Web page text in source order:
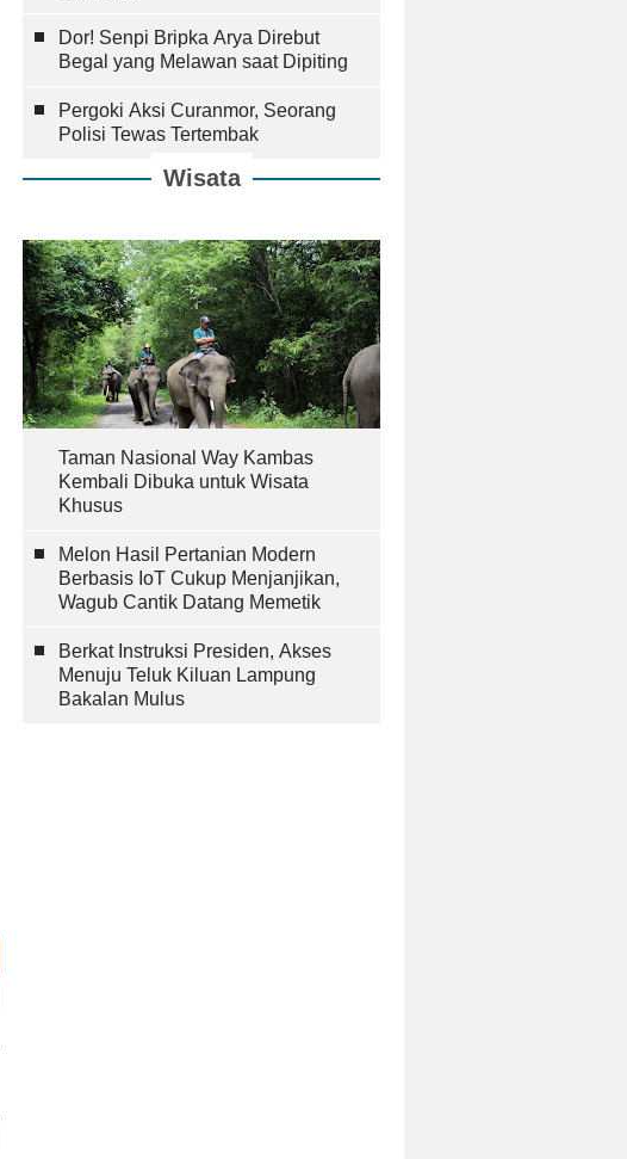
Dor! Senpi Bripka Arya Direbut
Begal yang Melawan saat Dipiting
Pergoki Aksi Curanmor, Seorang
Polisi Tewas Tertembak
Wisata
Taman Nasional Way Kambas
Kembali Dibuka untuk Wisata
Khusus
Melon Hasil Pertanian Modern
Berbasis IoT Cukup Menjanjikan,
Wagub Cantik Datang Memetik
Berkat Instruksi Presiden, Akses
Menuju Teluk Kiluan Lampung
Bakalan Mulus